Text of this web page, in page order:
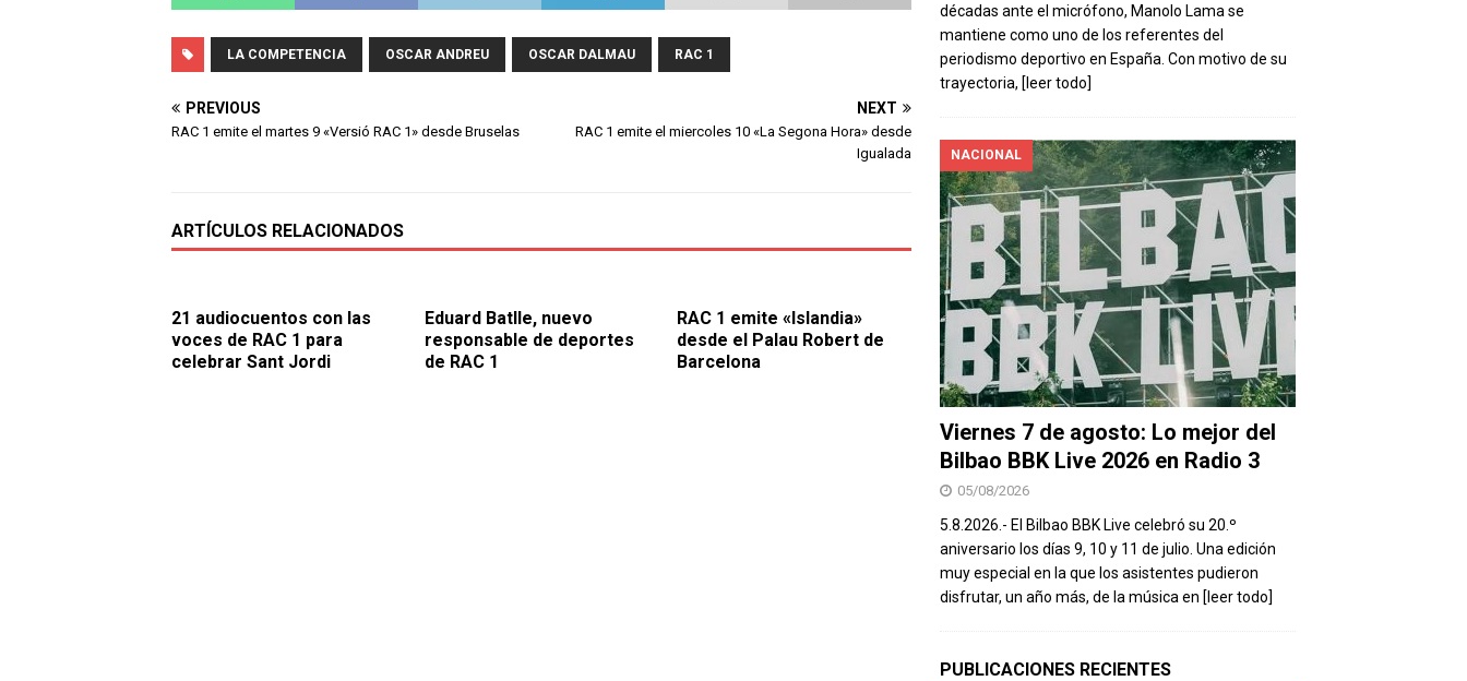
LA COMPETENCIA OSCAR ANDREU OSCAR DALMAU RAC 1
PREVIOUS
RAC 1 emite el martes 9 «Versió RAC 1» desde Bruselas
NEXT
RAC 1 emite el miercoles 10 «La Segona Hora» desde
Igualada
ARTÍCULOS RELACIONADOS
21 audiocuentos con las
voces de RAC 1 para
celebrar Sant Jordi
Eduard Batlle, nuevo
responsable de deportes
de RAC 1
RAC 1 emite «Islandia»
desde el Palau Robert de
Barcelona
décadas ante el micrófono, Manolo Lama se
mantiene como uno de los referentes del
periodismo deportivo en España. Con motivo de su
trayectoria, [leer todo]
NACIONAL
Viernes 7 de agosto: Lo mejor del
Bilbao BBK Live 2026 en Radio 3
05/08/2026
5.8.2026.- El Bilbao BBK Live celebró su 20.º
aniversario los días 9, 10 y 11 de julio. Una edición
muy especial en la que los asistentes pudieron
disfrutar, un año más, de la música en [leer todo]
PUBLICACIONES RECIENTES